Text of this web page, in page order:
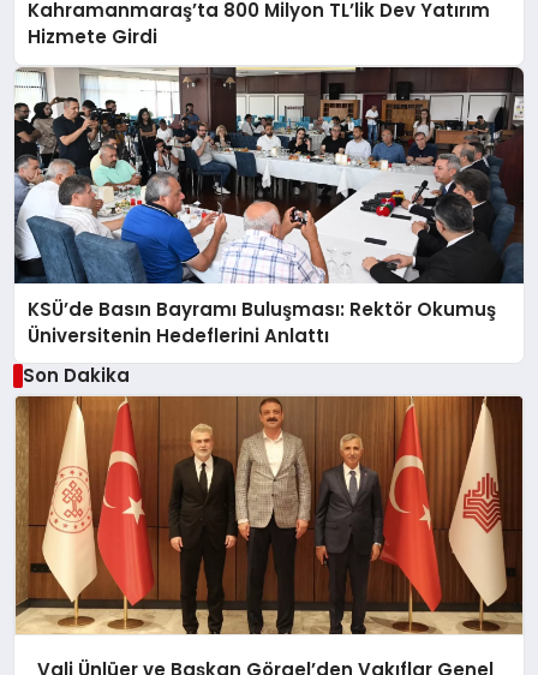
Kahramanmaraş’ta 800 Milyon TL’lik Dev Yatırım
Hizmete Girdi
KSÜ’de Basın Bayramı Buluşması: Rektör Okumuş
Üniversitenin Hedeflerini Anlattı
Son Dakika